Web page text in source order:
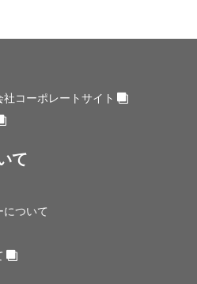
コーポレートサイト
て
について